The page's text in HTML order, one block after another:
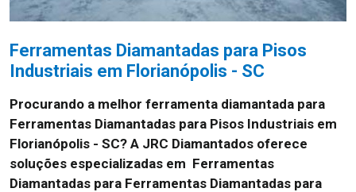
Ferramentas Diamantadas para Pisos
Industriais em Florianópolis - SC
Procurando a melhor ferramenta diamantada para
Ferramentas Diamantadas para Pisos Industriais em
Florianópolis - SC? A JRC Diamantados oferece
soluções especializadas em Ferramentas
Diamantadas para Ferramentas Diamantadas para